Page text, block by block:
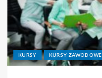
KURSY KURSY ZAWODOWE